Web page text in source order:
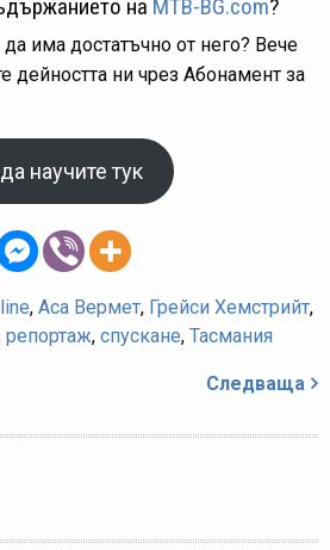
на MTB-BG.com?
има достатъчно от него? Вече
дейността ни чрез Абонамент за
научите тук
, Аса Вермет, Грейси Хемстрийт,
репортаж, спускане, Тасмания
Следваща